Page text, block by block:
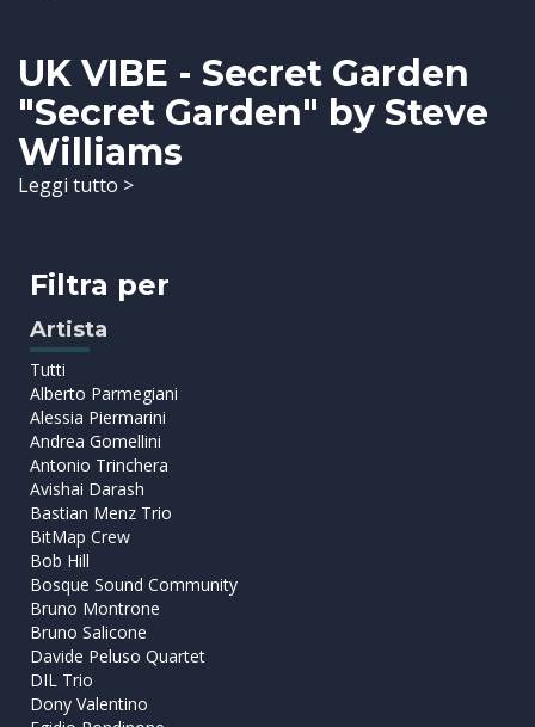
UK VIBE - Secret Garden
"Secret Garden" by Steve
Williams
Leggi tutto >
Filtra per
Artista
Tutti
Alberto Parmegiani
Alessia Piermarini
Andrea Gomellini
Antonio Trinchera
Avishai Darash
Bastian Menz Trio
BitMap Crew
Bob Hill
Bosque Sound Community
Bruno Montrone
Bruno Salicone
Davide Peluso Quartet
DIL Trio
Dony Valentino